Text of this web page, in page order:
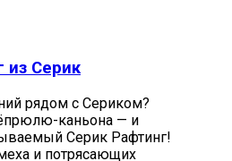
из Серик
рядом с Сериком?
каньона — и
Серик Рафтинг!
и потрясающих